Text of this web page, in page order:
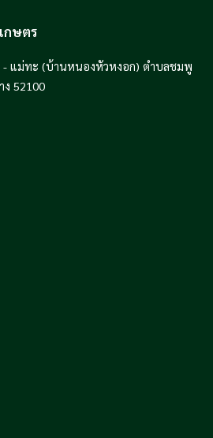
กษตร
- แม่ทะ (บ้านหนองหัวหงอก) ตำบลชมพู
ง 52100